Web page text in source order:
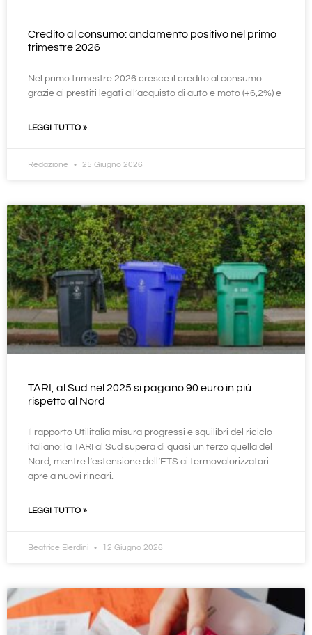
Credito al consumo: andamento positivo nel primo
trimestre 2026
Nel primo trimestre 2026 cresce il credito al consumo
grazie ai prestiti legati all’acquisto di auto e moto (+6,2%) e
LEGGI TUTTO »
Redazione 25 Giugno 2026
TARI, al Sud nel 2025 si pagano 90 euro in più
rispetto al Nord
Il rapporto Utilitalia misura progressi e squilibri del riciclo
italiano: la TARI al Sud supera di quasi un terzo quella del
Nord, mentre l’estensione dell’ETS ai termovalorizzatori
apre a nuovi rincari.
LEGGI TUTTO »
Beatrice Elerdini 12 Giugno 2026